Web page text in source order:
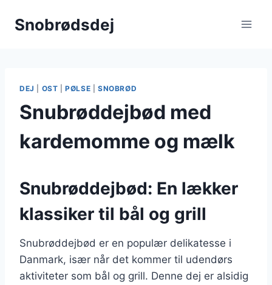
Snobrødsdej
DEJ OST |PØLSE SNOBRØD
Snubrøddejbød med
kardemomme og mælk
Snubrøddejbød: En lækker
klassiker til bål og grill
Snubrøddejbød er en populær delikatesse i
Danmark, især når det kommer til udendørs
aktiviteter som bål og grill. Denne dej er alsidig